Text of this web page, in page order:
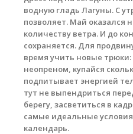
водную гладь Лагуны. С
позволяет. Май оказался
количеству ветра. И до
сохраняется. Для
время учить новые
неопреном, купайся
подпитывает энергией
тут не выпендриться
берегу, засветиться в
самые идеальные
календарь.